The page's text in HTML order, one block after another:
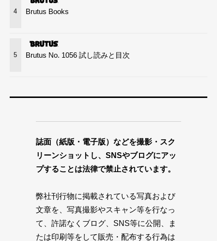
4 Brutus Books
5 Brutus No. 1056 試し読みと目次
誌面（紙版・電子版）などを撮影・スク
リーンショットし、SNSやブログにアッ
プすることは法律で禁止されています。
弊社刊行物に掲載されている写真および
文章を、写真撮影やスキャン等を行なっ
て、許諾なくブログ、SNS等に公開、ま
たは印刷等をして販売・配布する行為は